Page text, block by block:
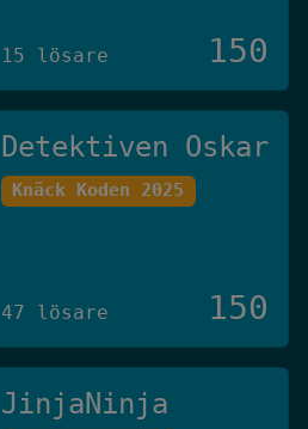
15 lösare 150
Detektiven Oskar
Knäck Koden 2025
47 lösare 150
JinjaNinja